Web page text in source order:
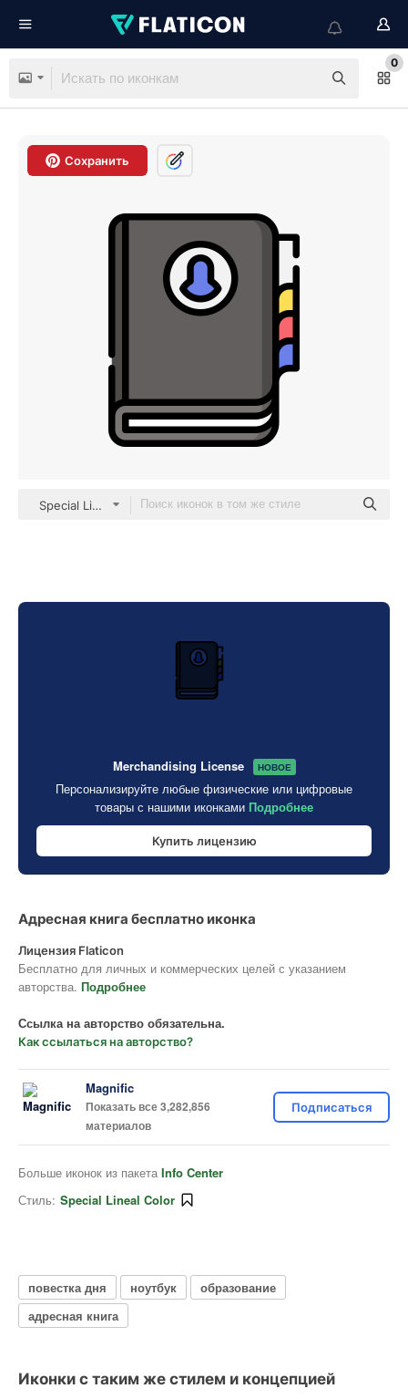
0
Сохранить
Special Lineal color
Merchandising License НОВОЕ
Персонализируйте любые физические или цифровые
товары с нашими иконками Подробнее
Купить лицензию
Адресная книга бесплатно иконка
Лицензия Flaticon
Бесплатно для личных и коммерческих целей с указанием
авторства. Подробнее
Ссылка на авторство обязательна.
Как ссылаться на авторство?
Magnific
Показать все 3,282,856
материалов
Подписаться
Больше иконок из пакета Info Center
Стиль: Special Lineal Color
повестка дня ноутбук
образование
адресная книга
Иконки с таким же стилем и концепцией